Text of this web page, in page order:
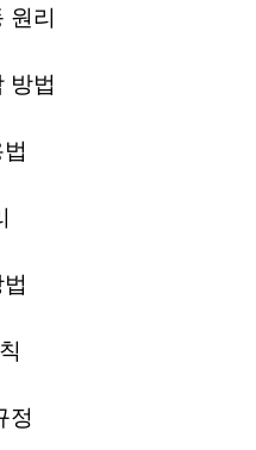
원리
방법
정